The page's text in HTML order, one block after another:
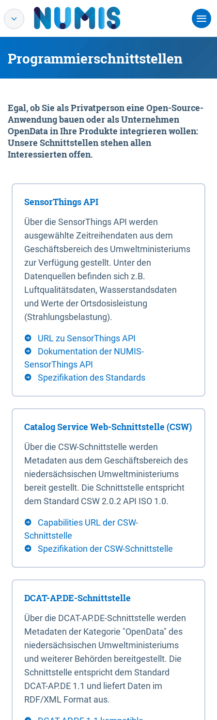
Programmierschnittstellen
Egal, ob Sie als Privatperson eine Open-Source-
Anwendung bauen oder als Unternehmen
OpenData in Ihre Produkte integrieren wollen:
Unsere Schnittstellen stehen allen
Interessierten offen.
SensorThings API
Über die SensorThings API werden
ausgewählte Zeitreihendaten aus dem
Geschäftsbereich des Umweltministeriums
zur Verfügung gestellt. Unter den
Datenquellen befinden sich z.B.
Luftqualitätsdaten, Wasserstandsdaten
und Werte der Ortsdosisleistung
(Strahlungsbelastung).
URL zu SensorThings API
Dokumentation der NUMIS-
SensorThings API
Spezifikation des Standards
Catalog Service Web-Schnittstelle (CSW)
Über die CSW-Schnittstelle werden
Metadaten aus dem Geschäftsbereich des
niedersächsischen Umweltministeriums
bereit gestellt. Die Schnittstelle entspricht
dem Standard CSW 2.0.2 API ISO 1.0.
Capabilities URL der CSW-
Schnittstelle
Spezifikation der CSW-Schnittstelle
DCAT-AP.DE-Schnittstelle
Über die DCAT-AP.DE-Schnittstelle werden
Metadaten der Kategorie "OpenData" des
niedersächsischen Umweltministeriums
und weiterer Behörden bereitgestellt. Die
Schnittstelle entspricht dem Standard
DCAT-AP.DE 1.1 und liefert Daten im
RDF/XML Format aus.